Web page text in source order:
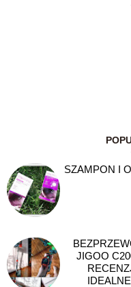
SZAMPON I
JIGOO